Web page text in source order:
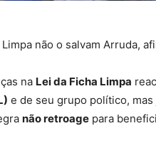
não o salvam Arruda,
na Lei da Ficha Limpa
e de seu grupo político,
não retroage para